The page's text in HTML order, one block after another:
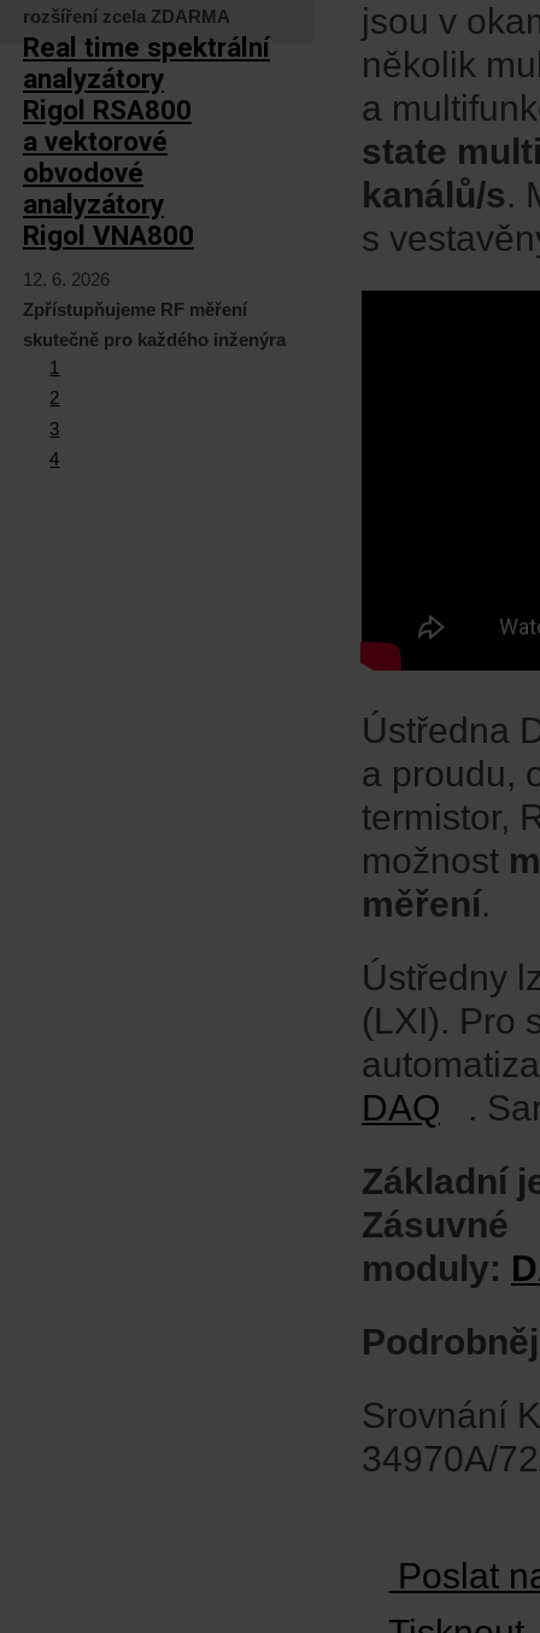
jsou v
několik
a
state
kanálů/s.
s
Ústředna
a proudu,
termistor,
možnost
měření.
Ústředny
(LXI). Pro
DAQ
.
Základní
Zásuvné
moduly:
Srovnání
34970A/
Poslat
rozšíření zcela ZDARMA
Real time spektrální
analyzátory
Rigol RSA800
a vektorové
obvodové
analyzátory
Rigol VNA800
12. 6. 2026
Zpřístupňujeme RF měření
skutečně pro každého inženýra
1
2
3
4